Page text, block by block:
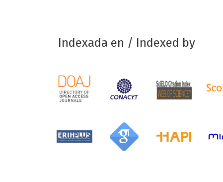
Indexada en / Indexed by